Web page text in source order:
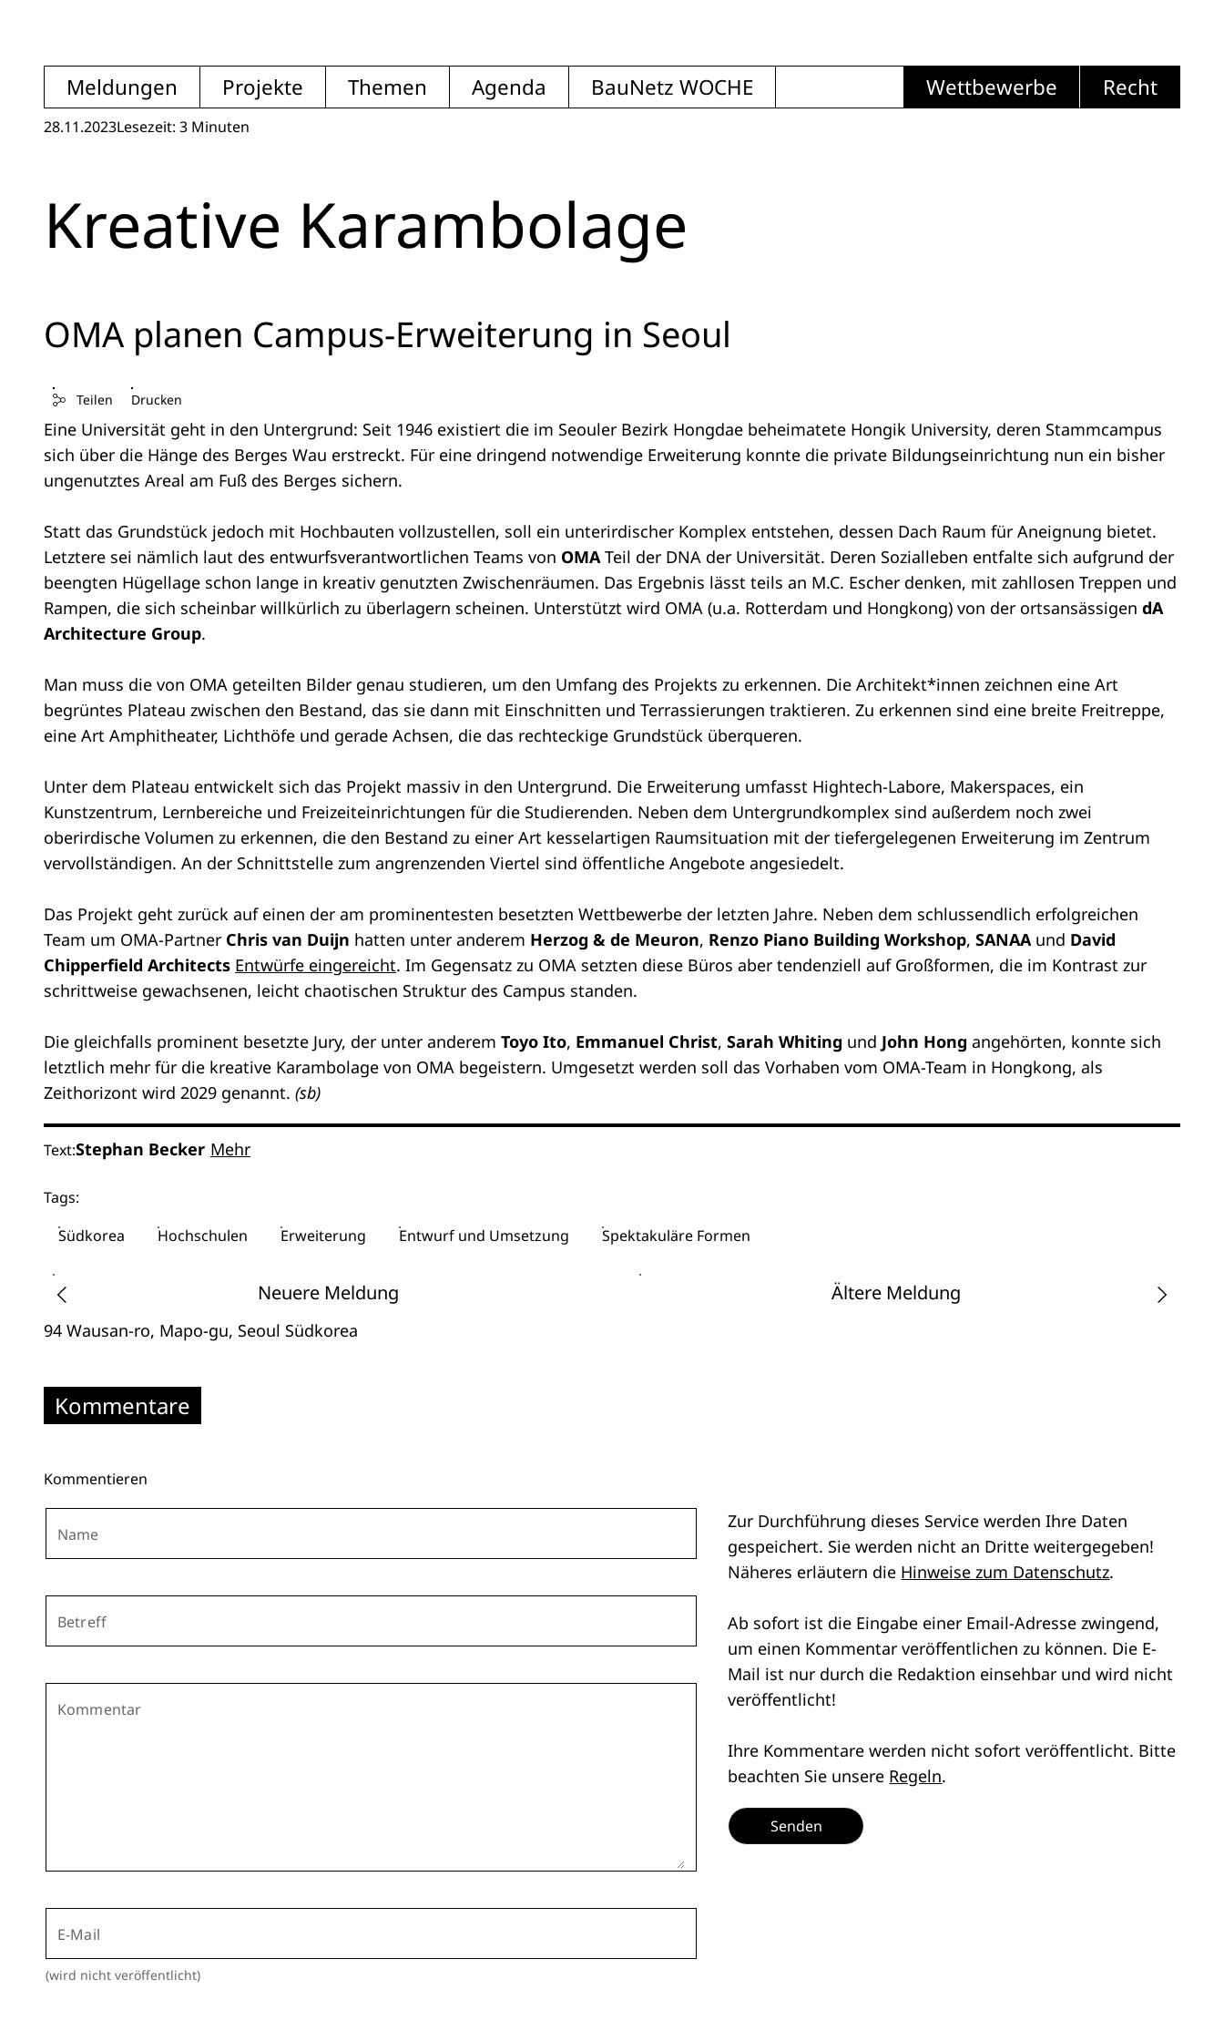
Meldungen Projekte Themen Agenda BauNetz WOCHE Wettbewerbe Recht
28.11.2023Lesezeit: 3 Minuten
Kreative Karambolage
OMA planen Campus-Erweiterung in Seoul
Teilen Drucken
Eine Universität geht in den Untergrund: Seit 1946 existiert die im Seouler Bezirk Hongdae beheimatete Hongik University, deren Stammcampus
sich über die Hänge des Berges Wau erstreckt. Für eine dringend notwendige Erweiterung konnte die private Bildungseinrichtung nun ein bisher
ungenutztes Areal am Fuß des Berges sichern.
Statt das Grundstück jedoch mit Hochbauten vollzustellen, soll ein unterirdischer Komplex entstehen, dessen Dach Raum für Aneignung bietet.
Letztere sei nämlich laut des entwurfsverantwortlichen Teams von OMATeil der DNA der Universität. Deren Sozialleben entfalte sich aufgrund der
beengten Hügellage schon lange in kreativ genutzten Zwischenräumen. Das Ergebnis lässt teils an M.C. Escher denken, mit zahllosen Treppen und
Rampen, die sich scheinbar willkürlich zu überlagern scheinen. Unterstützt wird OMA (u.a. Rotterdam und Hongkong) von der ortsansässigen dA
Architecture Group.
Man muss die von OMA geteilten Bilder genau studieren, um den Umfang des Projekts zu erkennen. Die Architekt*innen zeichnen eine Art
begrüntes Plateau zwischen den Bestand, das sie dann mit Einschnitten und Terrassierungen traktieren. Zu erkennen sind eine breite Freitreppe,
eine Art Amphitheater, Lichthöfe und gerade Achsen, die das rechteckige Grundstück überqueren.
Unter dem Plateau entwickelt sich das Projekt massiv in den Untergrund. Die Erweiterung umfasst Hightech-Labore, Makerspaces, ein
Kunstzentrum, Lernbereiche und Freizeiteinrichtungen für die Studierenden. Neben dem Untergrundkomplex sind außerdem noch zwei
oberirdische Volumen zu erkennen, die den Bestand zu einer Art kesselartigen Raumsituation mit der tiefergelegenen Erweiterung im Zentrum
vervollständigen. An der Schnittstelle zum angrenzenden Viertel sind öffentliche Angebote angesiedelt.
Das Projekt geht zurück auf einen der am prominentesten besetzten Wettbewerbe der letzten Jahre. Neben dem schlussendlich erfolgreichen
Team um OMA-Partner Chris van Duijn hatten unter anderem Herzog & de Meuron, Renzo Piano Building Workshop, SANAAund David
Chipperfield Architects Entwürfe eingereicht. Im Gegensatz zu OMA setzten diese Büros aber tendenziell auf Großformen, die im Kontrast zur
schrittweise gewachsenen, leicht chaotischen Struktur des Campus standen.
Die gleichfalls prominent besetzte Jury, der unter anderem Toyo Ito, Emmanuel Christ, Sarah Whiting und John Hong angehörten, konnte sich
letztlich mehr für die kreative Karambolage von OMA begeistern. Umgesetzt werden soll das Vorhaben vom OMA-Team in Hongkong, als
Zeithorizont wird 2029 genannt. (sb)
Text:Stephan Becker Mehr
Tags:
Südkorea
Hochschulen Erweiterung Entwurf und Umsetzung Spektakuläre Formen
Neuere Meldung Ältere Meldung
94 Wausan-ro, Mapo-gu, Seoul Südkorea
Kommentare
Kommentieren
Name
Betreff
Kommentar
E-Mail
(wird nicht veröffentlicht)
Zur Durchführung dieses Service werden Ihre Daten
gespeichert. Sie werden nicht an Dritte weitergegeben!
Näheres erläutern die Hinweise zum Datenschutz.
Ab sofort ist die Eingabe einer Email-Adresse zwingend,
um einen Kommentar veröffentlichen zu können. Die E-
Mail ist nur durch die Redaktion einsehbar und wird nicht
veröffentlicht!
Ihre Kommentare werden nicht sofort veröffentlicht. Bitte
beachten Sie unsere Regeln.
Senden